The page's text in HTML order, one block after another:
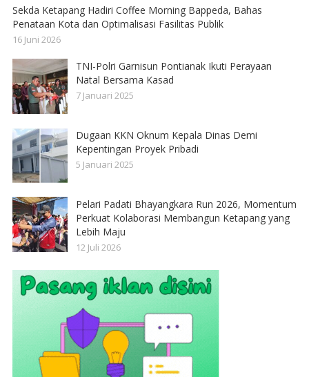
Sekda Ketapang Hadiri Coffee Morning Bappeda, Bahas
Penataan Kota dan Optimalisasi Fasilitas Publik
16 Juni 2026
TNI-Polri Garnisun Pontianak Ikuti Perayaan
Natal Bersama Kasad
7 Januari 2025
Dugaan KKN Oknum Kepala Dinas Demi
Kepentingan Proyek Pribadi
5 Januari 2025
Pelari Padati Bhayangkara Run 2026, Momentum
Perkuat Kolaborasi Membangun Ketapang yang
Lebih Maju
12 Juli 2026